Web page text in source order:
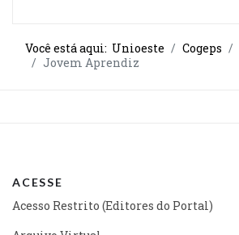
Você está aqui: Unioeste Cogeps
Jovem Aprendiz
ACESSE
Acesso Restrito (Editores do Portal)